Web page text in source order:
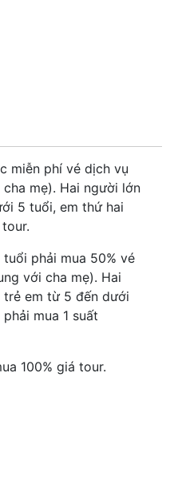
miễn phí vé dịch vụ
mẹ). Hai người lớn
5 tuổi, em thứ hai
phải mua 50% vé
với cha mẹ). Hai
em từ 5 đến dưới
mua 1 suất
100% giá tour.